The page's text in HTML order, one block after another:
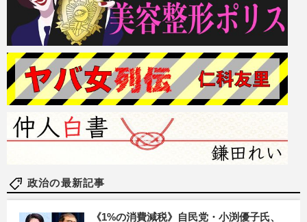
政治の最新記事
《1%の消費減税》自民党・小渕優子氏、